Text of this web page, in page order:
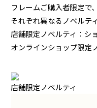
フレームご購入者限定で
それぞれ異なるノベルテ
店舗限定ノベルティ：シ
オンラインショップ限定
店舗限定ノベルティ